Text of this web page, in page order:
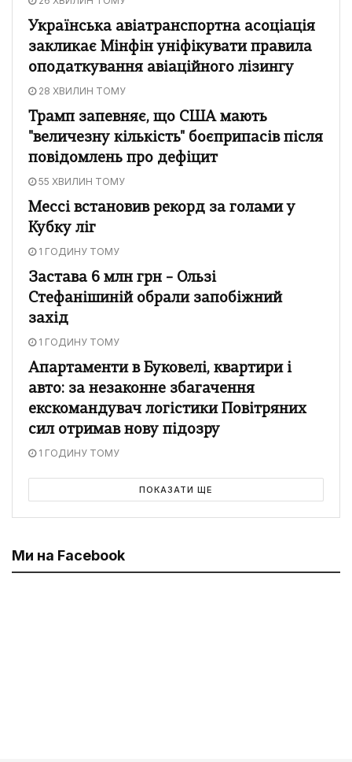
Українська авіатранспортна асоціація
закликає Мінфін уніфікувати правила
оподаткування авіаційного лізингу
28 ХВИЛИН ТОМУ
Трамп запевняє, що США мають
"величезну кількість" боєприпасів після
повідомлень про дефіцит
55 ХВИЛИН ТОМУ
Мессі встановив рекорд за голами у
Кубку ліг
1 ГОДИНУ ТОМУ
Застава 6 млн грн – Ользі
Стефанішиній обрали запобіжний
захід
1 ГОДИНУ ТОМУ
Апартаменти в Буковелі, квартири і
авто: за незаконне збагачення
екскомандувач логістики Повітряних
сил отримав нову підозру
1 ГОДИНУ ТОМУ
ПОКАЗАТИ ЩЕ
Ми на Facebook